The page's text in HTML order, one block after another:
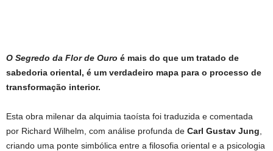
O Segredo da Flor de Ouro é mais do que um tratado de
sabedoria oriental, é um verdadeiro mapa para o processo de
transformação interior.
Esta obra milenar da alquimia taoísta foi traduzida e comentada
por Richard Wilhelm, com análise profunda de Carl Gustav Jung
criando uma ponte simbólica entre a filosofia oriental e a psicologia